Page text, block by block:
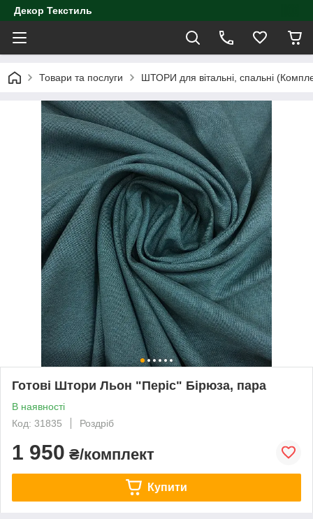
Декор Текстиль
Товари та послуги ШТОРИ для вітальні, спальні
Готові Штори Льон "Періс" Бірюза, пара
В наявності
Код: 31835
Роздріб
1 950 ₴/комплект
Купити